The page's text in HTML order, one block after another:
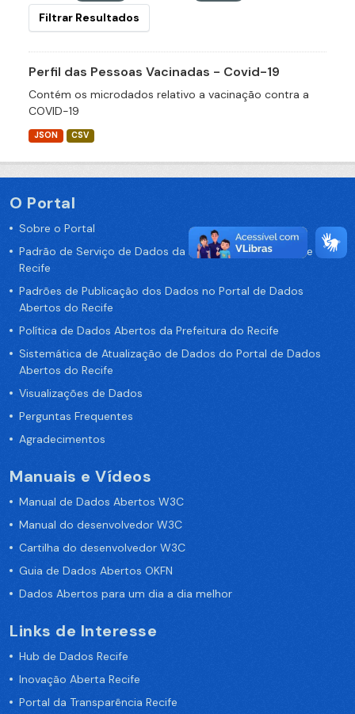
Filtrar Resultados
Perfil das Pessoas Vacinadas - Covid-19
Contém os microdados relativo a vacinação contra a
COVID-19
JSON CSV
O Portal
Sobre o Portal
Padrão de Serviço de Dados da Prefeitura da Cidade de
Recife
Padrões de Publicação dos Dados no Portal de Dados
Abertos do Recife
Política de Dados Abertos da Prefeitura do Recife
Sistemática de Atualização de Dados do Portal de Dados
Abertos do Recife
Visualizações de Dados
Perguntas Frequentes
Agradecimentos
Manuais e Vídeos
Manual de Dados Abertos W3C
Manual do desenvolvedor W3C
Cartilha do desenvolvedor W3C
Guia de Dados Abertos OKFN
Dados Abertos para um dia a dia melhor
Links de Interesse
Hub de Dados Recife
Inovação Aberta Recife
Portal da Transparência Recife